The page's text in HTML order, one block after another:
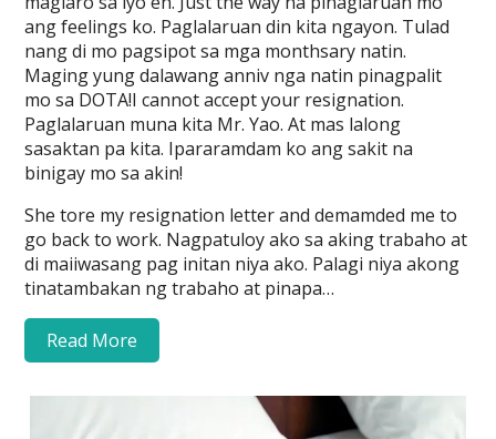
ang feelings ko. Paglalaruan din kita ngayon. Tulad
nang di mo pagsipot sa mga monthsary natin.
Maging yung dalawang anniv nga natin pinagpalit
mo sa DOTA!I cannot accept your resignation.
Paglalaruan muna kita Mr. Yao. At mas lalong
sasaktan pa kita. Ipararamdam ko ang sakit na
binigay mo sa akin!
She tore my resignation letter and demamded me to
go back to work. Nagpatuloy ako sa aking trabaho at
di maiiwasang pag initan niya ako. Palagi niya akong
tinatambakan ng trabaho at pinapa…
Read More